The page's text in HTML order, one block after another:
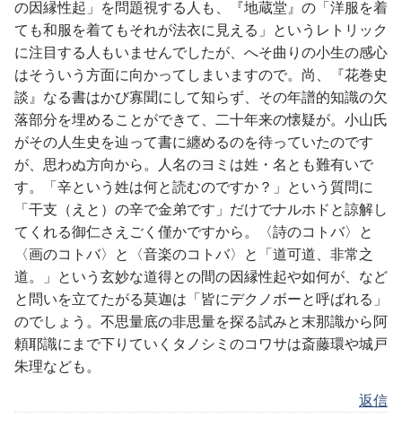
の因縁性起」を問題視する人も、『地蔵堂』の「洋服を着
ても和服を着てもそれが法衣に見える」というレトリック
に注目する人もいませんでしたが、へそ曲りの小生の感心
はそういう方面に向かってしまいますので。尚、『花巻史
談』なる書はかび寡聞にして知らず、その年譜的知識の欠
落部分を埋めることができて、二十年来の懐疑が。小山氏
がその人生史を辿って書に纏めるのを待っていたのです
が、思わぬ方向から。人名のヨミは姓・名とも難有いで
す。「辛という姓は何と読むのですか？」という質問に
「干支（えと）の辛で金弟です」だけでナルホドと諒解し
てくれる御仁さえごく僅かですから。〈詩のコトバ〉と
〈画のコトバ〉と〈音楽のコトバ〉と「道可道、非常之
道。」という玄妙な道得との間の因縁性起や如何が、など
と問いを立てたがる莫迦は「皆にデクノボーと呼ばれる」
のでしょう。不思量底の非思量を探る試みと末那識から阿
頼耶識にまで下りていくタノシミのコワサは斎藤環や城戸
朱理なども。
返信